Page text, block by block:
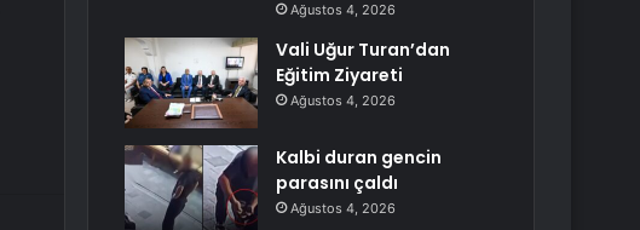
Ağustos 4, 2026
Vali Uğur Turan’dan
Eğitim Ziyareti
Ağustos 4, 2026
Kalbi duran gencin
parasını çaldı
Ağustos 4, 2026